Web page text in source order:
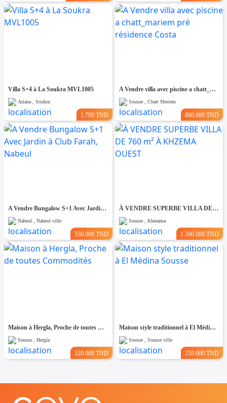
Villa S+4 à La Soukra MVL1005
Ariana , Soukra
1.700 TND
A Vendre villa avec piscine a chatt_mariem pré résidence Costa
Sousse , Chatt Meriem
880.000 TND
A Vendre Bungalow S+1 Avec Jardin à Club Farah, Nabeul
Nabeul , Nabeul ville
550.000 TND
À VENDRE SUPERBE VILLA DE 760 m² À KHZEMA OUEST
Sousse , Khezama
1.500.000 TND
Maison à Hergla, Proche de toutes Commodités
Sousse , Hergla
320.000 TND
Maison style traditionnel à El Médina Sousse
Sousse , Sousse ville
259.000 TND